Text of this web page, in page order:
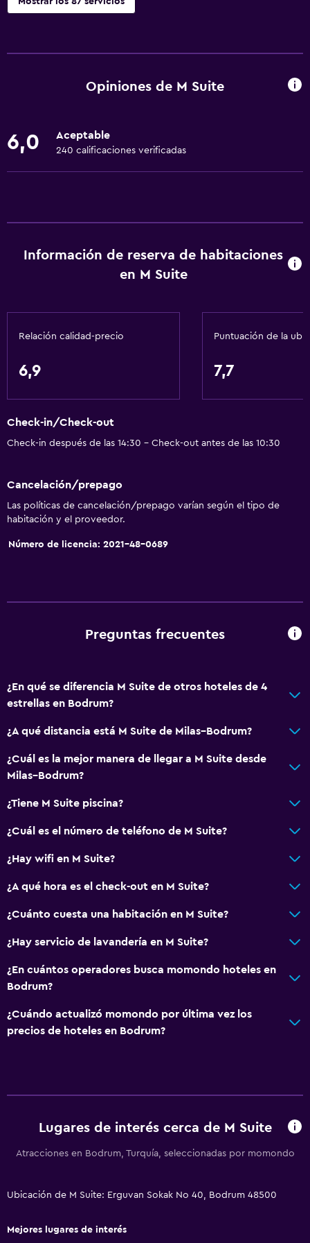
Ventana
Zona de estar
Piso de mosaico/mármol
Internet
Ropa de cama
Artículos de aseo gratis
Champú
Adaptador
Cocina
Copas
Tetera eléctrica
Utensilios de cocina
Cocina
Comedor
Baño
Inodoro adaptado
Aseo
Papel higiénico
Baño privado
Comedor
Bar de tapas
Bar/lounge
Limpieza diaria
Opiniones de M Suite
6,0 Aceptable
240 calificaciones verificadas
Información de reserva de habitaciones
en M Suite
Relación calidad-precio
6,9
Puntuación de la
7,7
Check-in/Check-out
Check-in después de las 14:30 - Check-out antes de las 10:30
Cancelación/prepago
Las políticas de cancelación/prepago varían según el tipo de
habitación y el proveedor.
Número de licencia: 2021-48-0689
Preguntas frecuentes
¿En qué se diferencia M Suite de otros hoteles de 4
estrellas en Bodrum?
¿A qué distancia está M Suite de Milas–Bodrum?
¿Cuál es la mejor manera de llegar a M Suite desde
Milas–Bodrum?
¿Tiene M Suite piscina?
¿Cuál es el número de teléfono de M Suite?
¿Hay wifi en M Suite?
¿A qué hora es el check-out en M Suite?
¿Cuánto cuesta una habitación en M Suite?
¿Hay servicio de lavandería en M Suite?
¿En cuántos operadores busca momondo hoteles en
Bodrum?
¿Cuándo actualizó momondo por última vez los
precios de hoteles en Bodrum?
Lugares de interés cerca de M Suite
Atracciones en Bodrum, Turquía, seleccionadas por momondo
Ubicación de M Suite: Erguvan Sokak No 40, Bodrum 48500
Mejores lugares de interés